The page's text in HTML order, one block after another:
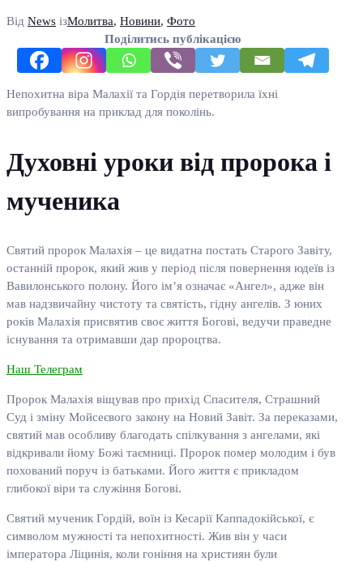
Від News ізМолитва, Новини, Фото
Поділитись публікацією
Непохитна віра Малахії та Гордія перетворила їхні
випробування на приклад для поколінь.
Духовні уроки від пророка і
мученика
Святий пророк Малахія – це видатна постать Старого Завіту,
останній пророк, який жив у період після повернення юдеїв із
Вавилонського полону. Його ім’я означає «Ангел», адже він
мав надзвичайну чистоту та святість, гідну ангелів. З юних
років Малахія присвятив своє життя Богові, ведучи праведне
існування та отримавши дар пророцтва.
Наш Телеграм
Пророк Малахія віщував про прихід Спасителя, Страшний
Суд і зміну Мойсеєвого закону на Новий Завіт. За переказами,
святий мав особливу благодать спілкування з ангелами, які
відкривали йому Божі таємниці. Пророк помер молодим і був
похований поруч із батьками. Його життя є прикладом
глибокої віри та служіння Богові.
Святий мученик Гордій, воїн із Кесарії Каппадокійської, є
символом мужності та непохитності. Жив він у часи
імператора Ліцинія, коли гоніння на християн були